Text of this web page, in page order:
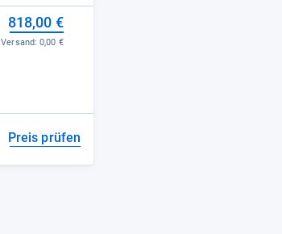
818,00 €
Versand:0,00 €
Preis prüfen